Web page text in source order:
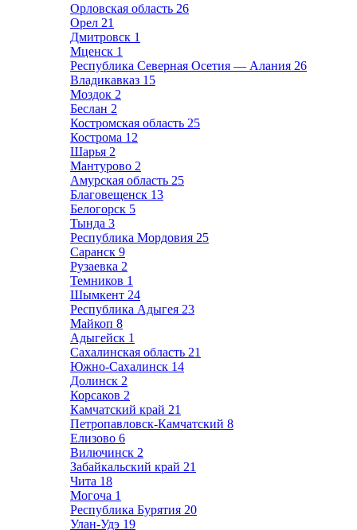
Орловская область 26
Орел 21
Дмитровск 1
Мценск 1
Республика Северная Осетия — Алания 26
Владикавказ 15
Моздок 2
Беслан 2
Костромская область 25
Кострома 12
Шарья 2
Мантурово 2
Амурская область 25
Благовещенск 13
Белогорск 5
Тында 3
Республика Мордовия 25
Саранск 9
Рузаевка 2
Темников 1
Шымкент 24
Республика Адыгея 23
Майкоп 8
Адыгейск 1
Сахалинская область 21
Южно-Сахалинск 14
Долинск 2
Корсаков 2
Камчатский край 21
Петропавловск-Камчатский 8
Елизово 6
Вилючинск 2
Забайкальский край 21
Чита 18
Могоча 1
Республика Бурятия 20
Улан-Удэ 19